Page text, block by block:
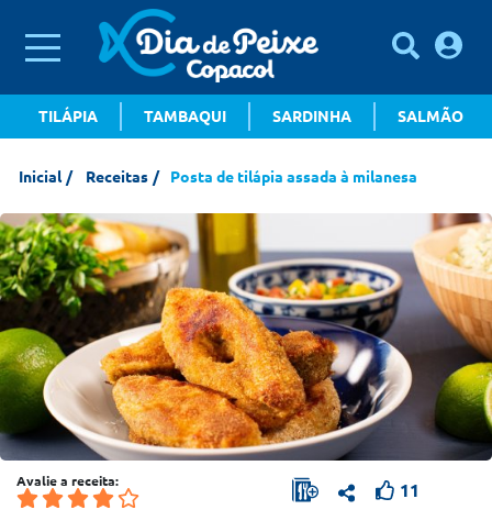
TILÁPIA TAMBAQUI SARDINHA SALMÃO
Inicial Receitas Posta de tilápia assada à milanesa
Avalie a receita: 11